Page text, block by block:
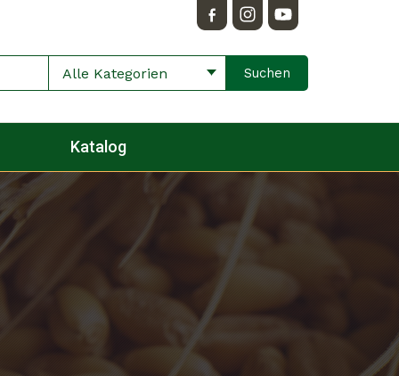
Alle Kategorien
Katalog